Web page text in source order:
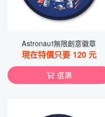
Astronaut無限創意徽章
現在特價只要 120 元
選購